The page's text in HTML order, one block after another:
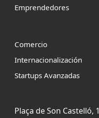
Emprendedores
Comercio
Internacionalización
Startups Avanzadas
Plaça de Son Castelló, 1